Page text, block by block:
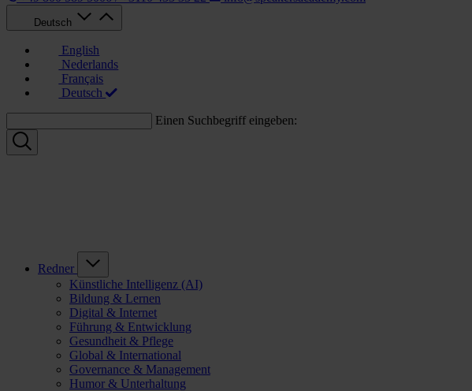
Deutsch
English
Nederlands
Français
Deutsch
Einen Suchbegriff eingeben:
Redner
Künstliche Intelligenz (AI)
Bildung & Lernen
Digital & Internet
Führung & Entwicklung
Gesundheit & Pflege
Global & International
Governance & Management
Humor & Unterhaltung